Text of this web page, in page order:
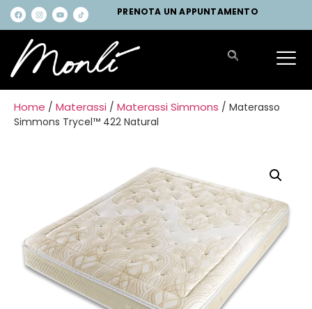
PRENOTA UN APPUNTAMENTO
Home / Materassi / Materassi Simmons / Materasso
Simmons Trycel™ 422 Natural